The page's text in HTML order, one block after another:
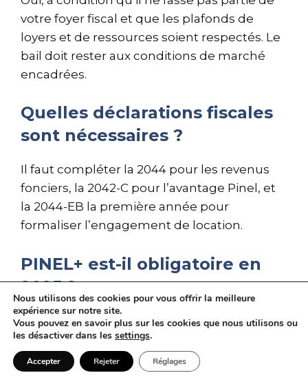
votre foyer fiscal et que les plafonds de
loyers et de ressources soient respectés. Le
bail doit rester aux conditions de marché
encadrées.
Quelles déclarations fiscales
sont nécessaires ?
Il faut compléter la 2044 pour les revenus
fonciers, la 2042-C pour l’avantage Pinel, et
la 2044-EB la première année pour
formaliser l’engagement de location.
PINEL+ est-il obligatoire en
2025 ?
Non. Il coexiste avec le Pinel classique, mais
PINEL+ requiert des critères plus exigeants.
En contrepartie, l’attractivité locative et la
qualité d’usage sont généralement
Nous utilisons des cookies pour vous offrir la meilleure
expérience sur notre site.
Vous pouvez en savoir plus sur les cookies que nous utilisons ou
les désactiver dans les settings.
Accepter Rejeter Réglages